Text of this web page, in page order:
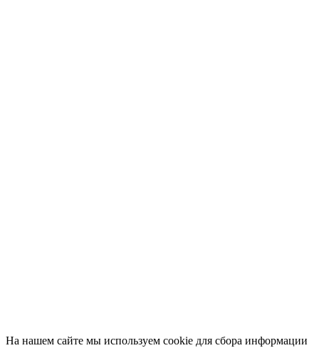
На нашем сайте мы используем cookie для сбора информации